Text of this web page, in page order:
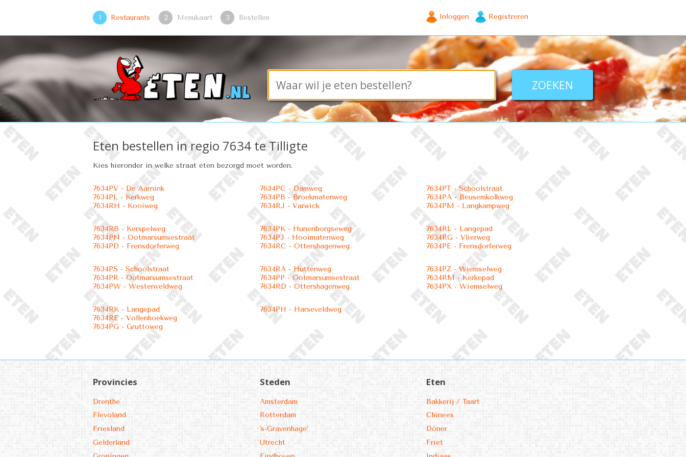
1 Restaurants 2 Menukaart 3 Bestellen Inloggen Registreren
Eten bestellen in regio 7634 te Tilligte
Kies hieronder in welke straat eten bezorgd moet worden.
7634PV - De Aarnink
7634PL - Kerkweg
7634RH - Kooiweg
7634PC - Damweg
7634PB - Broekmatenweg
7634RJ - Varwick
7634PT - Schoolstraat
7634PA - Beusemkolkweg
7634PM - Langkampweg
7634RB - Kerspelweg
7634PN - Ootmarsumsestraat
7634PD - Frensdorferweg
7634PK - Hunenborgseweg
7634PJ - Hooimatenweg
7634RC - Ottershagenweg
7634RL - Langepad
7634RG - Vlierweg
7634PE - Frensdorferweg
7634PS - Schoolstraat
7634PR - Ootmarsumsestraat
7634PW - Westenveldweg
7634RA - Huttenweg
7634PP - Ootmarsumsestraat
7634RD - Ottershagenweg
7634PZ - Wiemselweg
7634RM - Kerkepad
7634PX - Wiemselweg
7634RK - Langepad
7634RE - Vollenhoekweg
7634PG - Gruttoweg
7634PH - Harseveldweg
Provincies
Drenthe
Flevoland
Friesland
Gelderland
Steden
Amsterdam
Rotterdam
's-Gravenhage'
Utrecht
Eten
Bakkerij / Taart
Chinees
Döner
Friet